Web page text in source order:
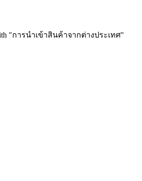
"การนำเข้าสินค้าจากต่างประเทศ"